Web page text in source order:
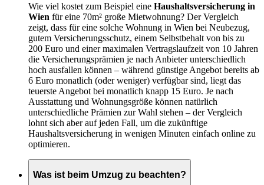
Wie viel kostet zum Beispiel eine Haushaltsversicherung in
Wien für eine 70m² große Mietwohnung? Der Vergleich
zeigt, dass für eine solche Wohnung in Wien bei Neubezug,
gutem Versicherungsschutz, einem Selbstbehalt von bis zu
200 Euro und einer maximalen Vertragslaufzeit von 10 Jahren
die Versicherungsprämien je nach Anbieter unterschiedlich
hoch ausfallen können – während günstige Angebot bereits ab
6 Euro monatlich (oder weniger) verfügbar sind, liegt das
teuerste Angebot bei monatlich knapp 15 Euro. Je nach
Ausstattung und Wohnungsgröße können natürlich
unterschiedliche Prämien zur Wahl stehen – der Vergleich
lohnt sich aber auf jeden Fall, um die zukünftige
Haushaltsversicherung in wenigen Minuten einfach online zu
optimieren.
Was ist beim Umzug zu beachten?